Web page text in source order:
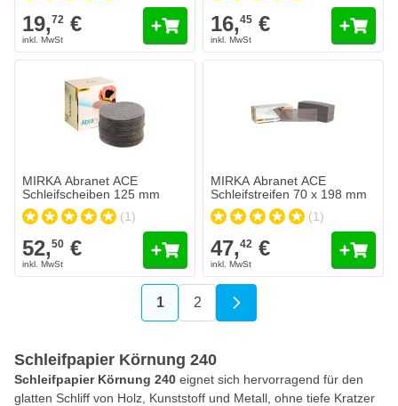
19,72 € 16,45 €
Heute versendet
€
In den Warenkorb
MIRKA Abranet ACE
Schleifscheiben 125 mm
(1)
52,50 €
MIRKA Abranet ACE
Schleifstreifen 70 x 198 mm
(1)
47,42 €
Sie lesen gerade die Seite
1 Seite
2
Schleifpapier Körnung 240
Schleifpapier Körnung 240 eignet sich hervorragend für den
glatten Schliff von Holz, Kunststoff und Metall, ohne tiefe Kratzer